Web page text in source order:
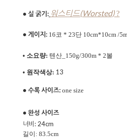
• 실 굵기: 워스티드(Worsted) ?
• 게이지: 16코 * 23단 10cm*10cm /
• 소요량: 텐산_150g/300m * 2볼
• 원작색상: 13
• 수록 사이즈: one size
• 완성 사이즈
너비: 24cm
길이: 83.5cm